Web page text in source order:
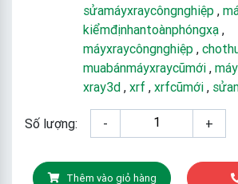
sửamáyxraycôngnghiệp ,
kiểmđịnhantoànphóngxạ ,
máyxraycôngnghiệp ,
muabánmáyxraycũmới ,
xray3d , xrf , xrfcũmới ,
Số lượng: - +
Thêm vào giỏ hàng